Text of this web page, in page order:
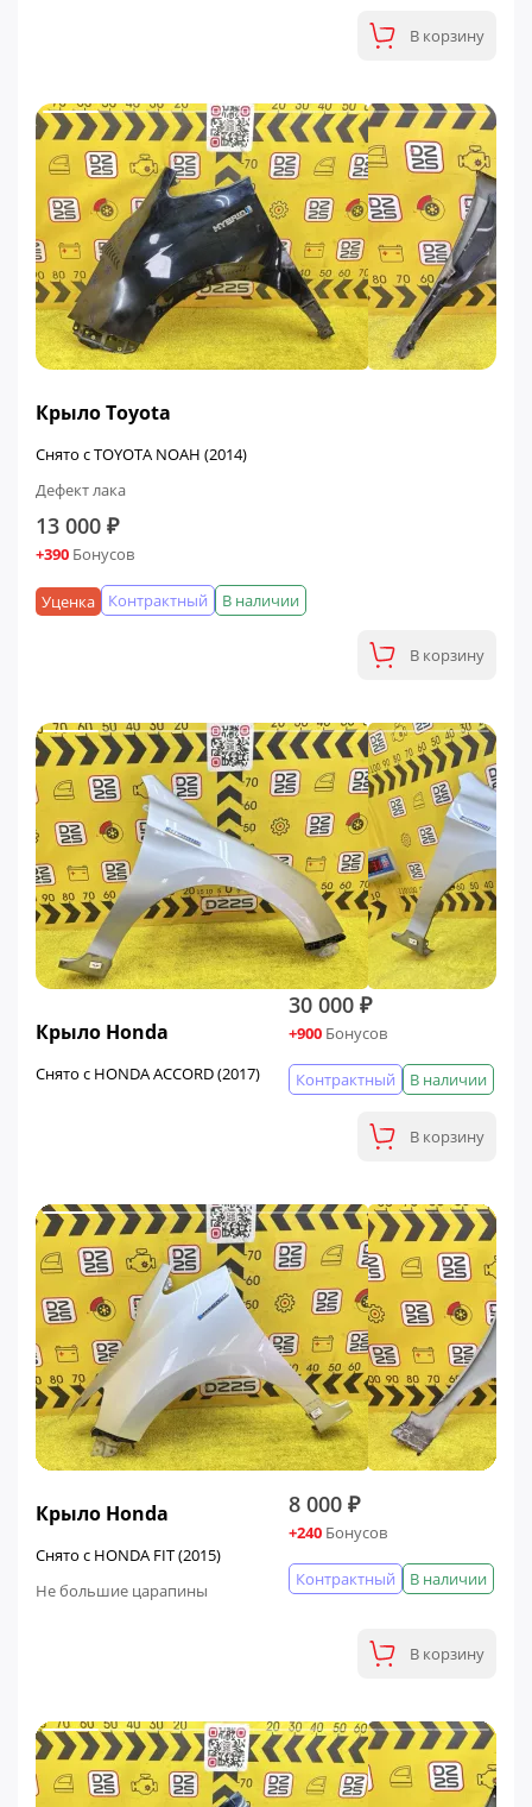
В корзину
Крыло Toyota
Снято с TOYOTA NOAH (2014)
Дефект лака
13 000 ₽
+390 Бонусов
В наличии
Контрактный
Уценка
В корзину
Крыло Honda
Снято с HONDA ACCORD (2017)
30 000 ₽
+900 Бонусов
В наличии
Контрактный
В корзину
Крыло Honda
Снято с HONDA FIT (2015)
Не большие царапины
8 000 ₽
+240 Бонусов
В наличии
Контрактный
В корзину